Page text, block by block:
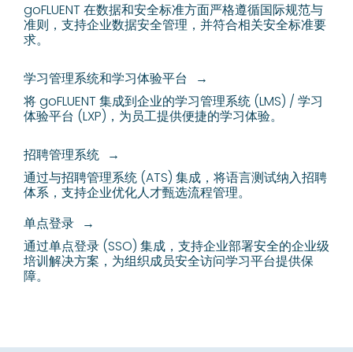
goFLUENT 在数据和安全标准方面严格遵循国际规范与
准则，支持企业数据安全管理，并符合相关安全标准要
求。
学习管理系统和学习体验平台
将 goFLUENT 集成到企业的学习管理系统 (LMS) / 学习
体验平台 (LXP)，为员工提供便捷的学习体验。
招聘管理系统
通过与招聘管理系统 (ATS) 集成，将语言测试纳入招聘
体系，支持企业优化人才甄选流程管理。
单点登录
通过单点登录 (SSO) 集成，支持企业部署安全的企业级
培训解决方案，为组织成员安全访问学习平台提供保
障。